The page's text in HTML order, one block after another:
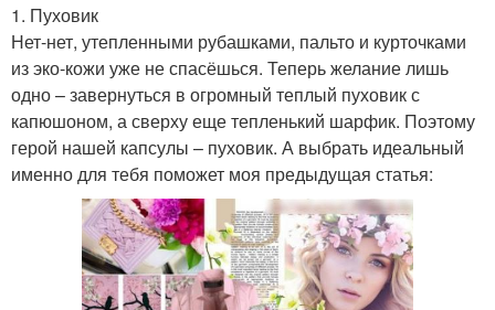
1. Пуховик
Нет-нет, утепленными рубашками, пальто и курточками
из эко-кожи уже не спасёшься. Теперь желание лишь
одно – завернуться в огромный теплый пуховик с
капюшоном, а сверху еще тепленький шарфик. Поэтому
герой нашей капсулы – пуховик. А выбрать идеальный
именно для тебя поможет моя предыдущая статья: